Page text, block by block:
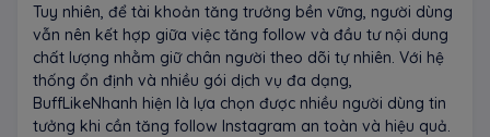
Tuy nhiên, để tài khoản tăng trưởng bền vững, người dùng
vẫn nên kết hợp giữa việc tăng follow và đầu tư nội dung
chất lượng nhằm giữ chân người theo dõi tự nhiên. Với hệ
thống ổn định và nhiều gói dịch vụ đa dạng,
BuffLikeNhanh hiện là lựa chọn được nhiều người dùng tin
tưởng khi cần tăng follow Instagram an toàn và hiệu quả.